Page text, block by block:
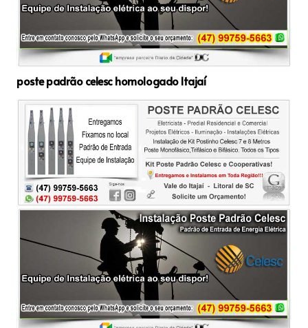
poste padrão celesc homologado Itajaí